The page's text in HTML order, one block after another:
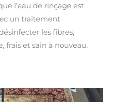
l’eau de rinçage est
un traitement
les fibres,
frais et sain à nouveau.